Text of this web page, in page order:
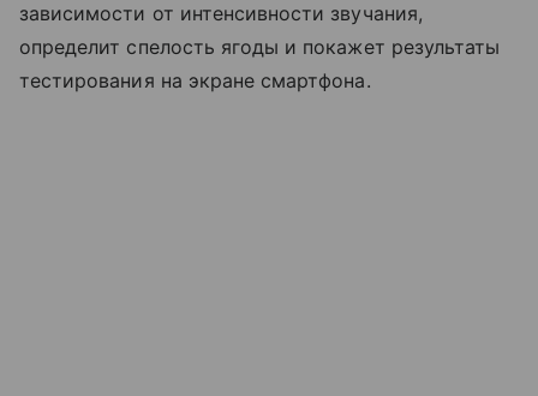
зависимости от интенсивности звучания,
определит спелость ягоды и покажет результаты
тестирования на экране смартфона.